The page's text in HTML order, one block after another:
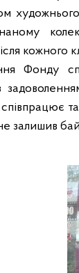
кожного
Фонду
залишив